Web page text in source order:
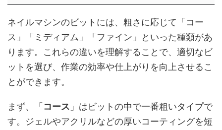
ネイルマシンのビットには、粗さに応じて「コー
ス」「ミディアム」「ファイン」といった種類があ
ります。これらの違いを理解することで、適切なビ
ットを選び、作業の効率や仕上がりを向上させるこ
とができます。
まず、「 コース 」はビットの中で一番粗いタイプで
す。ジェルやアクリルなどの厚いコーティングを短